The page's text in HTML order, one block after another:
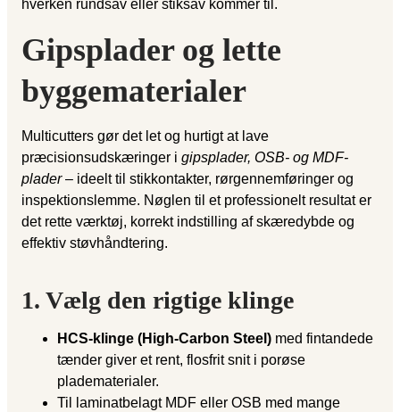
hverken rundsav eller stiksav kommer til.
Gipsplader og lette
byggematerialer
Multicutters gør det let og hurtigt at lave
præcisionsudskæringer i gipsplader, OSB- og MDF-
plader– ideelt til stikkontakter, rørgennemføringer og
inspektionslemme. Nøglen til et professionelt resultat er
det rette værktøj, korrekt indstilling af skæredybde og
effektiv støvhåndtering.
1. Vælg den rigtige klinge
HCS-klinge (High-Carbon Steel) med fintandede
tænder giver et rent, flosfrit snit i porøse
pladematerialer.
Til laminatbelagt MDF eller OSB med mange